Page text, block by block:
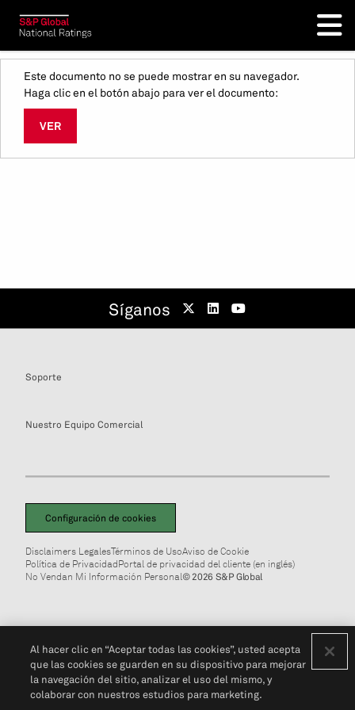
Este documento no se puede mostrar en su navegador.
Haga clic en el botón abajo para ver el documento:
VER
Síganos
Soporte
Nuestro Equipo Comercial
Configuración de cookies
Disclaimers LegalesTérminos de UsoAviso de Cookie
Política de PrivacidadPortal de privacidad del cliente (en inglés)
No Vendan Mi Información Personal© 2026 S&P Global
Al hacer clic en “Aceptar todas las cookies”, usted acepta
que las cookies se guarden en su dispositivo para mejorar
la navegación del sitio, analizar el uso del mismo, y
colaborar con nuestros estudios para marketing.